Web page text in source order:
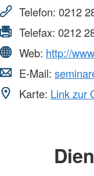
Telefon: 0212
Telefax: 0212
Web: http://
E-Mail:
Karte: Link zur